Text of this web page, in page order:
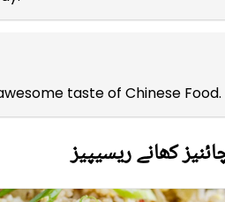
taste of Chinese Food.
کھانے ریسیپیز